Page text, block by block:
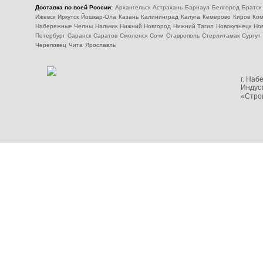
Доставка по всей России: Архангельск Астрахань Барнаул Белгород Братск
Ижевск Иркутск Йошкар-Ола Казань Калининград Калуга Кемерово Киров
Набережные Челны Нальчик Нижний Новгород Нижний Тагил Новокузнецк
Петербург Саранск Саратов Смоленск Сочи Ставрополь Стерлитамак Сургут
Череповец Чита Ярославль
г.